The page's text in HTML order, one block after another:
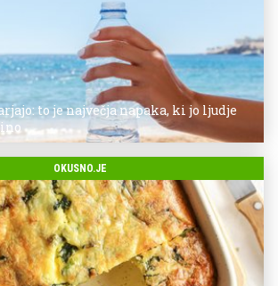
to je največja napaka, ki jo ljudje
OKUSNO.JE